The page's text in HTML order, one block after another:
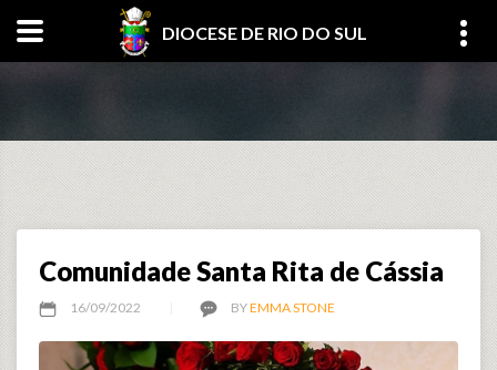
DIOCESE DE RIO DO SUL
Comunidade Santa Rita de Cássia
16/09/2022 BYEMMA STONE